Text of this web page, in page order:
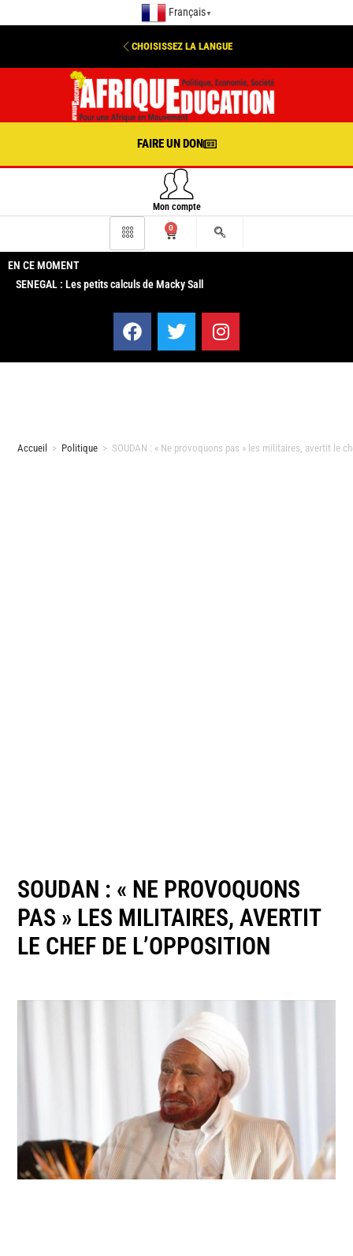
Français ▼
CHOISISSEZ LA LANGUE
FAIRE UN DON
Mon compte
0
EN CE MOMENT
SENEGAL : Les petits calculs de Macky Sall
Accueil > Politique > SOUDAN : « Ne provoquons pas » les militaires, avertit le
SOUDAN : « NE PROVOQUONS
PAS » LES MILITAIRES, AVERTIT
LE CHEF DE L’OPPOSITION